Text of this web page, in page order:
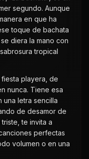
segundo. Aunque
en que ha
toque de bachata
diera la mano con
tropical
playera, de
nunca. Tiene esa
una letra sencilla
de desamor de
te invita a
perfectas
volumen o en una